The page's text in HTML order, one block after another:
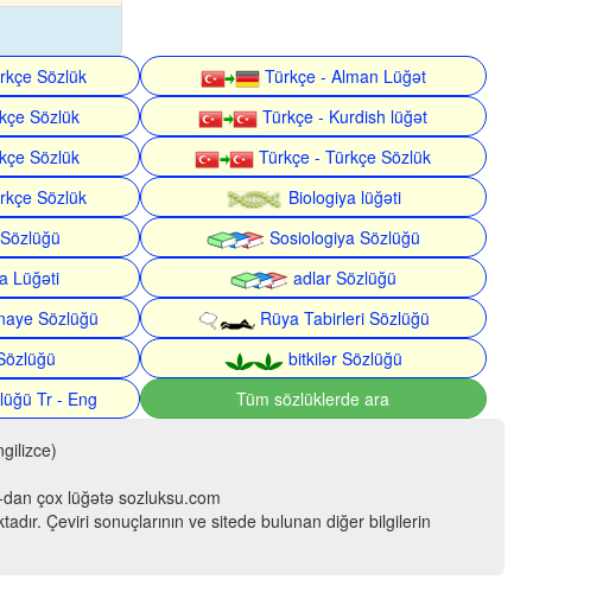
Sözlük
Türkçe - Alman Lüğət
Sözlük
Türkçe - Kurdish lüğət
Sözlük
Türkçe - Türkçe Sözlük
Sözlük
Biologiya lüğəti
Sosiologiya Sözlüğü
Lüğəti
adlar Sözlüğü
Sözlüğü
Rüya Tabirleri Sözlüğü
bitkilər Sözlüğü
Tr - Eng Tüm sözlüklerde ara
çox lüğətə sozluksu.com
Çeviri sonuçlarının ve sitede bulunan diğer bilgilerin